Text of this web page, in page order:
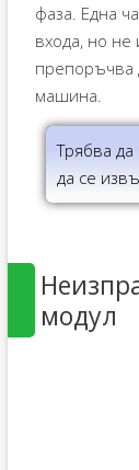
фаза. Една
входа, но не
препоръчва
машина.
Трябва да
да се
модул